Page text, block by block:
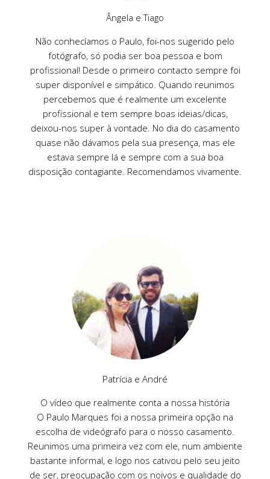
Ângela e Tiago
Não conhecíamos o Paulo, foi-nos sugerido pelo
fotógrafo, só podia ser boa pessoa e bom
profissional! Desde o primeiro contacto sempre foi
super disponível e simpático. Quando reunimos
percebemos que é realmente um excelente
profissional e tem sempre boas ideias/dicas,
deixou-nos super à vontade. No dia do casamento
quase não dávamos pela sua presença, mas ele
estava sempre lá e sempre com a sua boa
disposição contagiante. Recomendamos vivamente.
Patrícia e André
O vídeo que realmente conta a nossa história
O Paulo Marques foi a nossa primeira opção na
escolha de videógrafo para o nosso casamento.
Reunimos uma primeira vez com ele, num ambiente
bastante informal, e logo nos cativou pelo seu jeito
de ser, preocupação com os noivos e qualidade do